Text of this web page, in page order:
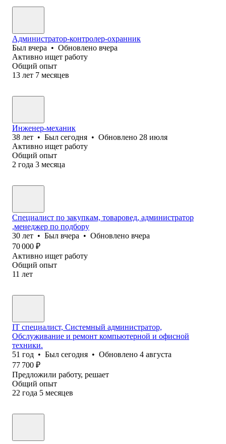
Администратор-контролер-охранник
Был вчера • Обновлено вчера
Активно ищет работу
Общий опыт
13 лет 7 месяцев
Инженер-механик
38 лет • Был сегодня • Обновлено 28 июля
Активно ищет работу
Общий опыт
2 года 3 месяца
Специалист по закупкам, товаровед, администратор
,менеджер по подбору
30 лет • Был вчера • Обновлено вчера
70 000 ₽
Активно ищет работу
Общий опыт
11 лет
IT специалист, Системный администратор,
Обслуживание и ремонт компьютерной и офисной
техники.
51 год • Был сегодня • Обновлено 4 августа
77 700 ₽
Предложили работу, решает
Общий опыт
22 года 5 месяцев